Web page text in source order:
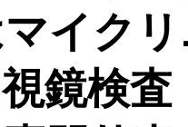
イク
鏡検